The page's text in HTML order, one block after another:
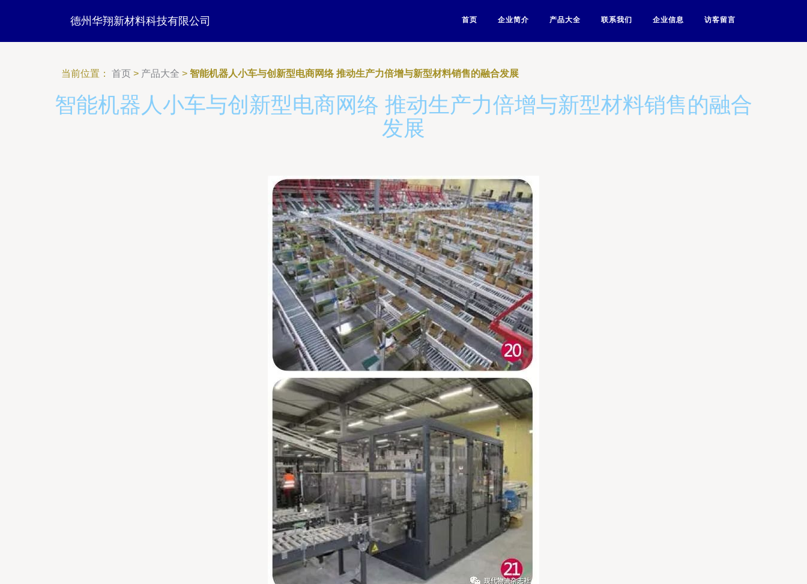
德州华翔新材料科技有限公司 首页 企业简介 产品大全 联系我们 企业信息 访客留言
当前位置： 首页 > 产品大全 > 智能机器人小车与创新型电商网络 推动生产力倍增与新型材料销售的融合发展
智能机器人小车与创新型电商网络 推动生产力倍增与新型材料销售的融合
发展